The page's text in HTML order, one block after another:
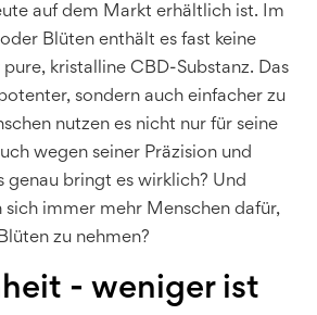
auf dem Markt erhältlich ist. Im
Blüten enthält es fast keine
kristalline CBD-Substanz. Das
sondern auch einfacher zu
nutzen es nicht nur für seine
wegen seiner Präzision und
genau bringt es wirklich? Und
immer mehr Menschen dafür,
zu nehmen?
- weniger ist